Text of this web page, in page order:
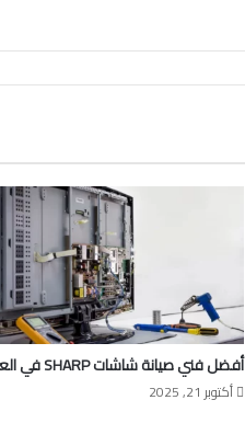
أفضل فني صيانة شاشات SHARP في العاشر
أكتوبر 21, 2025